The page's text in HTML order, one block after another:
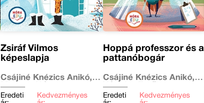
Zsiráf Vilmos
képeslapja
Csájiné Knézics Anikó,
Majoros Nóra
Eredeti
Kedvezményes
Hoppá professzor és a
pattanóbogár
Csájiné Knézics Anikó,
Várfalvy Emőke
Eredeti
Kedvezményes